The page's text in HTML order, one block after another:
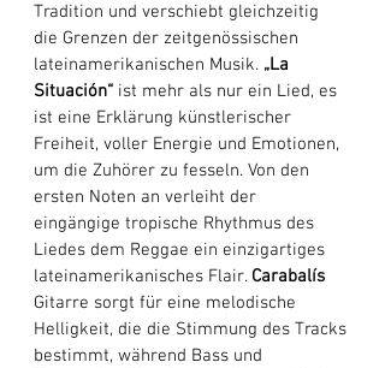
Tradition und verschiebt gleichzeitig
die Grenzen der zeitgenössischen
lateinamerikanischen Musik. „La
Situación“ ist mehr als nur ein Lied, es
ist eine Erklärung künstlerischer
Freiheit, voller Energie und Emotionen,
um die Zuhörer zu fesseln. Von den
ersten Noten an verleiht der
eingängige tropische Rhythmus des
Liedes dem Reggae ein einzigartiges
lateinamerikanisches Flair. Carabalís
Gitarre sorgt für eine melodische
Helligkeit, die die Stimmung des Tracks
bestimmt, während Bass und